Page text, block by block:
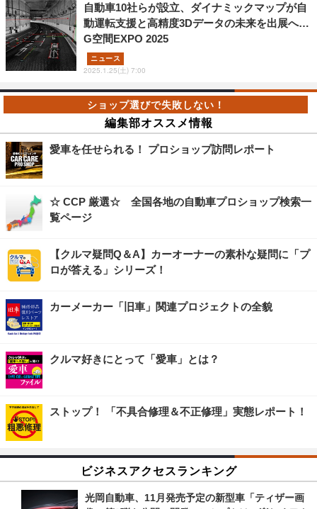
自動車10社らが設立、ダイナミックマップが自
動運転支援と高精度3Dデータの未来を出展へ…
G空間EXPO 2025
ニュース
2025.1.25(土) 7:00
編集部オススメ情報
愛車を任せられる！ プロショップ訪問レポート
☆ CCP 厳選☆ 全国各地の自動車プロショップ検索一
覧ページ
【クルマ疑問Q＆A】カーオーナーの素朴な疑問に「プ
ロが答える」シリーズ！
カーメーカー「旧車」関連プロジェクトの全貌
クルマ好きにとって「愛車」とは？
ストップ！ 「不具合修理＆不正修理」実態レポート！
ビジネスアクセスランキング
光岡自動車、11月発売予定の新型車「ティザー画